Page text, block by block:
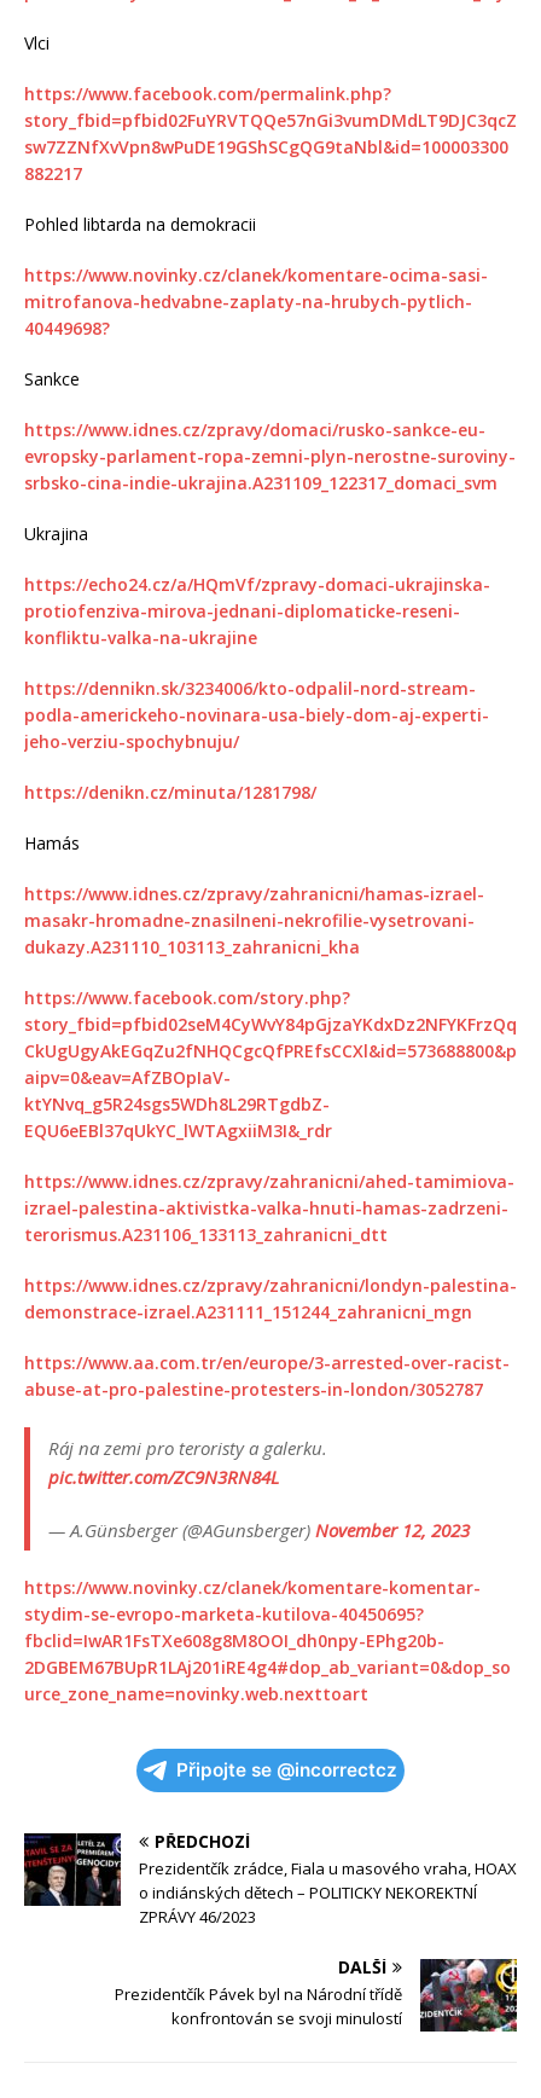
Vlci
https://www.facebook.com/permalink.php?
story_fbid=pfbid02FuYRVTQQe57nGi3vumDMdLT9DJC3qcZ
sw7ZZNfXvVpn8wPuDE19GShSCgQG9taNbl&id=100003300
882217
Pohled libtarda na demokracii
https://www.novinky.cz/clanek/komentare-ocima-sasi-
mitrofanova-hedvabne-zaplaty-na-hrubych-pytlich-
40449698?
Sankce
https://www.idnes.cz/zpravy/domaci/rusko-sankce-eu-
evropsky-parlament-ropa-zemni-plyn-nerostne-suroviny-
srbsko-cina-indie-ukrajina.A231109_122317_domaci_svm
Ukrajina
https://echo24.cz/a/HQmVf/zpravy-domaci-ukrajinska-
protiofenziva-mirova-jednani-diplomaticke-reseni-
konfliktu-valka-na-ukrajine
https://dennikn.sk/3234006/kto-odpalil-nord-stream-
podla-americkeho-novinara-usa-biely-dom-aj-experti-
jeho-verziu-spochybnuju/
https://denikn.cz/minuta/1281798/
Hamás
https://www.idnes.cz/zpravy/zahranicni/hamas-izrael-
masakr-hromadne-znasilneni-nekrofilie-vysetrovani-
dukazy.A231110_103113_zahranicni_kha
https://www.facebook.com/story.php?
story_fbid=pfbid02seM4CyWvY84pGjzaYKdxDz2NFYKFrzQq
CkUgUgyAkEGqZu2fNHQCgcQfPREfsCCXl&id=573688800&p
aipv=0&eav=AfZBOpIaV-
ktYNvq_g5R24sgs5WDh8L29RTgdbZ-
EQU6eEBl37qUkYC_lWTAgxiiM3I&_rdr
https://www.idnes.cz/zpravy/zahranicni/ahed-tamimiova-
izrael-palestina-aktivistka-valka-hnuti-hamas-zadrzeni-
terorismus.A231106_133113_zahranicni_dtt
https://www.idnes.cz/zpravy/zahranicni/londyn-palestina-
demonstrace-izrael.A231111_151244_zahranicni_mgn
https://www.aa.com.tr/en/europe/3-arrested-over-racist-
abuse-at-pro-palestine-protesters-in-london/3052787
Ráj na zemi pro teroristy a galerku.
pic.twitter.com/ZC9N3RN84L
— A.Günsberger (@AGunsberger) November 12, 2023
https://www.novinky.cz/clanek/komentare-komentar-
stydim-se-evropo-marketa-kutilova-40450695?
fbclid=IwAR1FsTXe608g8M8OOI_dh0npy-EPhg20b-
2DGBEM67BUpR1LAj201iRE4g4#dop_ab_variant=0&dop_so
urce_zone_name=novinky.web.nexttoart
Připojte se @incorrectcz
PŘEDCHOZÍ
Prezidentčík zrádce, Fiala u masového vraha, HOAX
o indiánských dětech – POLITICKY NEKOREKTNÍ
ZPRÁVY 46/2023
DALŠÍ
Prezidentčík Pávek byl na Národní třídě
konfrontován se svoji minulostí